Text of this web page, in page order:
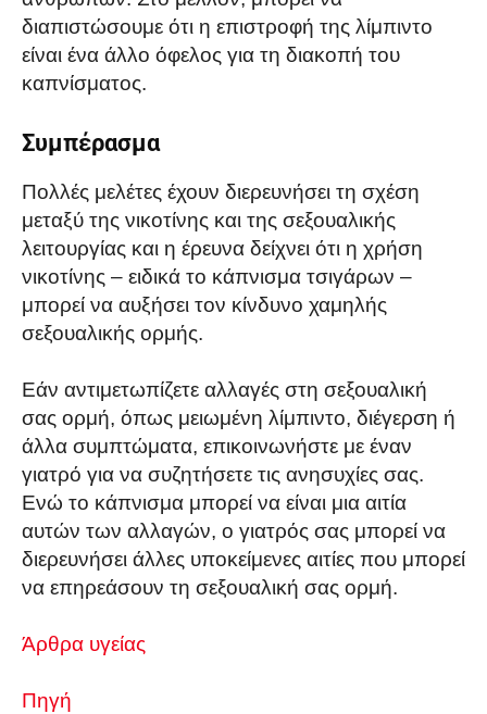
διαπιστώσουμε ότι η επιστροφή της λίμπιντο
είναι ένα άλλο όφελος για τη διακοπή του
καπνίσματος.
Συμπέρασμα
Πολλές μελέτες έχουν διερευνήσει τη σχέση
μεταξύ της νικοτίνης και της σεξουαλικής
λειτουργίας και η έρευνα δείχνει ότι η χρήση
νικοτίνης – ειδικά το κάπνισμα τσιγάρων –
μπορεί να αυξήσει τον κίνδυνο χαμηλής
σεξουαλικής ορμής.
Εάν αντιμετωπίζετε αλλαγές στη σεξουαλική
σας ορμή, όπως μειωμένη λίμπιντο, διέγερση ή
άλλα συμπτώματα, επικοινωνήστε με έναν
γιατρό για να συζητήσετε τις ανησυχίες σας.
Ενώ το κάπνισμα μπορεί να είναι μια αιτία
αυτών των αλλαγών, ο γιατρός σας μπορεί να
διερευνήσει άλλες υποκείμενες αιτίες που μπορεί
να επηρεάσουν τη σεξουαλική σας ορμή.
Άρθρα υγείας
Πηγή